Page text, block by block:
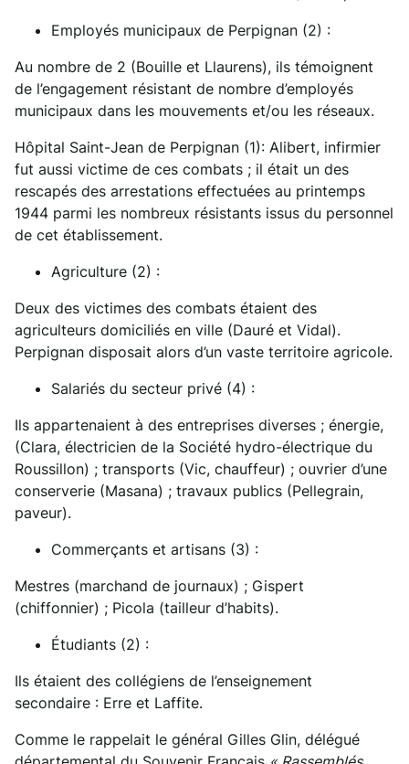
Employés municipaux de Perpignan (2) :
Au nombre de 2 (Bouille et Llaurens), ils témoignent
de l’engagement résistant de nombre d’employés
municipaux dans les mouvements et/ou les réseaux.
Hôpital Saint-Jean de Perpignan (1): Alibert, infirmier
fut aussi victime de ces combats ; il était un des
rescapés des arrestations effectuées au printemps
1944 parmi les nombreux résistants issus du personnel
de cet établissement.
Agriculture (2) :
Deux des victimes des combats étaient des
agriculteurs domiciliés en ville (Dauré et Vidal).
Perpignan disposait alors d’un vaste territoire agricole.
Salariés du secteur privé (4) :
Ils appartenaient à des entreprises diverses ; énergie,
(Clara, électricien de la Société hydro-électrique du
Roussillon) ; transports (Vic, chauffeur) ; ouvrier d’une
conserverie (Masana) ; travaux publics (Pellegrain,
paveur).
Commerçants et artisans (3) :
Mestres (marchand de journaux) ; Gispert
(chiffonnier) ; Picola (tailleur d’habits).
Étudiants (2) :
Ils étaient des collégiens de l’enseignement
secondaire : Erre et Laffite.
Comme le rappelait le général Gilles Glin, délégué